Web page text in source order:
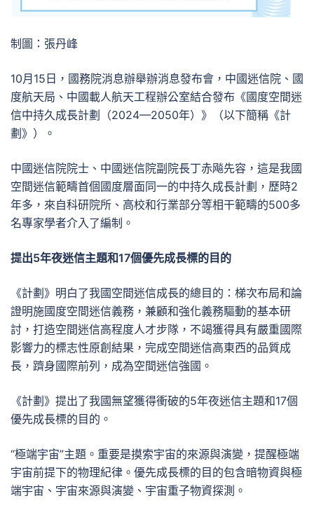
制圖：張丹峰
10月15日，國務院消息辦舉辦消息發布會，中國迷信院、國
度航天局、中國載人航天工程辦公室結合發布《國度空間迷
信中持久成長計劃（2024—2050年）》（以下簡稱《計
劃》）。
中國迷信院院士、中國迷信院副院長丁赤飚先容，這是我國
空間迷信範疇首個國度層面同一的中持久成長計劃，歷時2
年多，來自科研院所、高校和行業部分等相干範疇的500多
名專家學者介入了編制。
提出5年夜迷信主題和17個優先成長標的目的
《計劃》明白了我國空間迷信成長的總目的：梯次布局和論
證明施國度空間迷信義務，兼顧和強化義務驅動的基本研
討，打造空間迷信高程度人才步隊，不竭獲得具有嚴重國際
影響力的標志性原創結果，完成空間迷信高東西的品質成
長，躋身國際前列，成為空間迷信強國。
《計劃》提出了我國無望獲得衝破的5年夜迷信主題和17個
優先成長標的目的。
“極端宇宙”主題。重要是摸索宇宙的來源與演變，提醒極端
宇宙前提下的物理紀律。優先成長標的目的包含暗物資與極
端宇宙、宇宙來源與演變、宇宙重子物資探測。